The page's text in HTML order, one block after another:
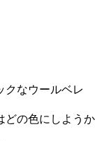
クなウールベレ
どの色にしようか